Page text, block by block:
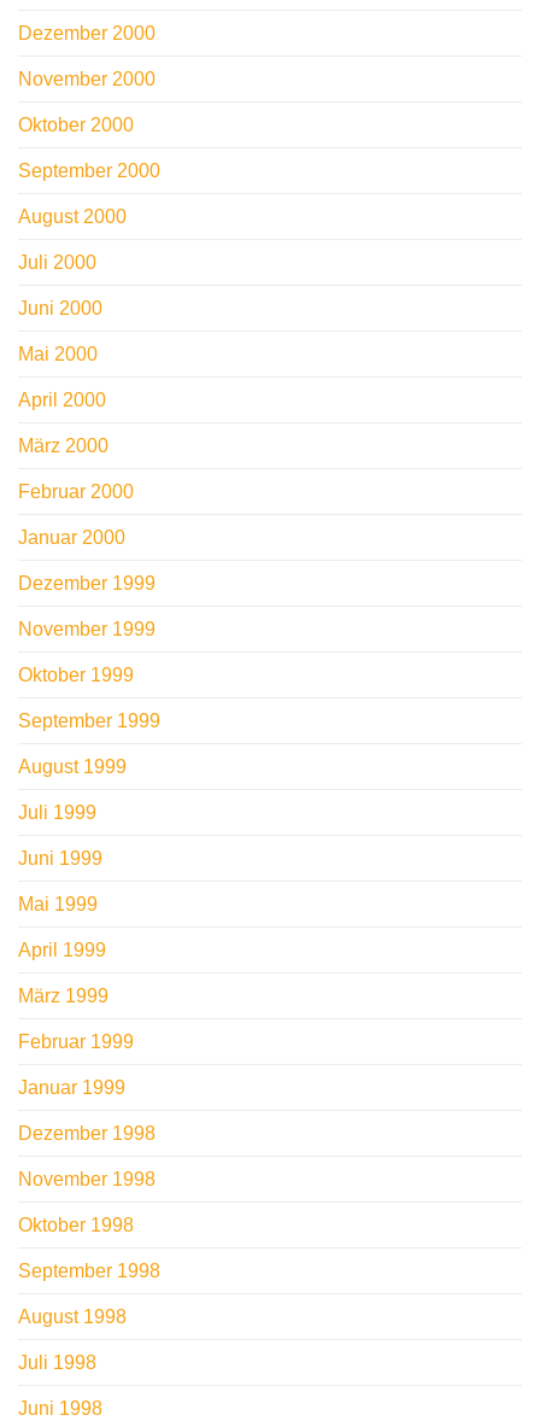
Dezember 2000
November 2000
Oktober 2000
September 2000
August 2000
Juli 2000
Juni 2000
Mai 2000
April 2000
März 2000
Februar 2000
Januar 2000
Dezember 1999
November 1999
Oktober 1999
September 1999
August 1999
Juli 1999
Juni 1999
Mai 1999
April 1999
März 1999
Februar 1999
Januar 1999
Dezember 1998
November 1998
Oktober 1998
September 1998
August 1998
Juli 1998
Juni 1998